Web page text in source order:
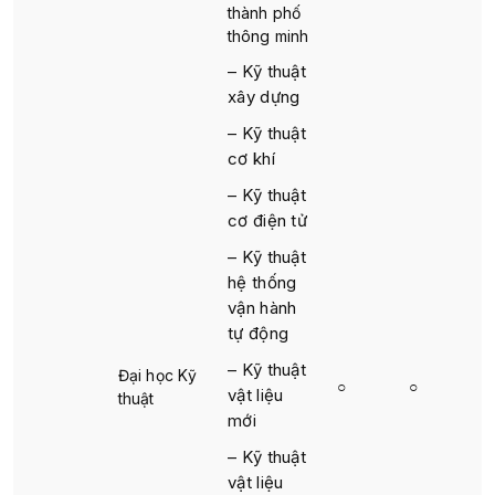
Đại học Kỹ
thuật
thành phố
thông minh
– Kỹ thuật
xây dựng
– Kỹ thuật
cơ khí
– Kỹ thuật
cơ điện tử
– Kỹ thuật
hệ thống
vận hành
tự động
– Kỹ thuật
vật liệu
mới
– Kỹ thuật
vật liệu
○ ○